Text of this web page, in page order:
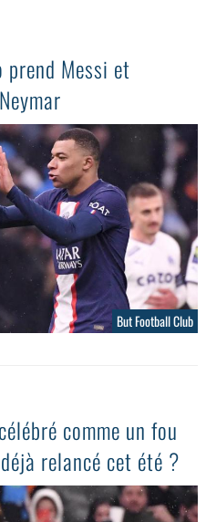
prend Messi et
But Football Club
comme un fou
relancé cet été ?